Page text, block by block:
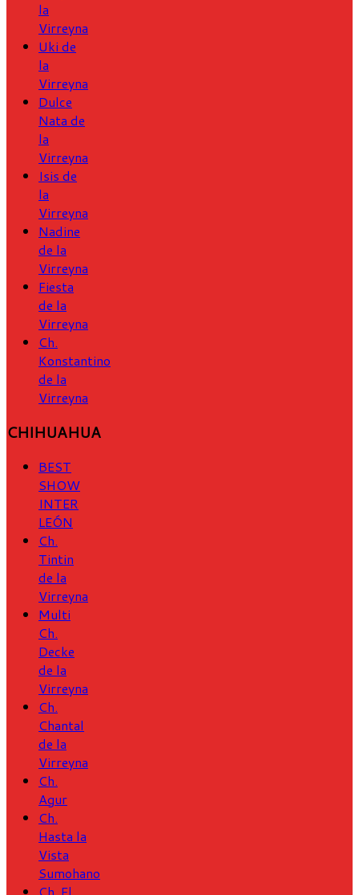
la
Virreyna
Uki de
la
Virreyna
Dulce
Nata de
la
Virreyna
Isis de
la
Virreyna
Nadine
de la
Virreyna
Fiesta
de la
Virreyna
Ch.
Konstantino
de la
Virreyna
CHIHUAHUA
BEST
SHOW
INTER
LEÓN
Ch.
Tintin
de la
Virreyna
Multi
Ch.
Decke
de la
Virreyna
Ch.
Chantal
de la
Virreyna
Ch.
Agur
Ch.
Hasta la
Vista
Sumohano